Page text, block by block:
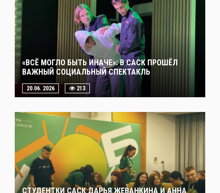
«ВСЁ МОГЛО БЫТЬ ИНАЧЕ»: В САСК ПРОШЁЛ
ВАЖНЫЙ СОЦИАЛЬНЫЙ СПЕКТАКЛЬ
20.06. 2026 213
СТУДЕНТКИ САСК ДАРЬЯ ЖЕВАНКИНА И АННА